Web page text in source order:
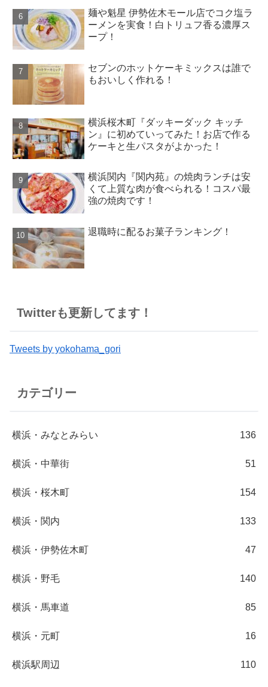
麺や魁星 伊勢佐木モール店でコク塩ラ
ーメンを実食！白トリュフ香る濃厚ス
ープ！
セブンのホットケーキミックスは誰で
もおいしく作れる！
横浜桜木町『ダッキーダック キッチ
ン』に初めていってみた！お店で作る
ケーキと生パスタがよかった！
横浜関内『関内苑』の焼肉ランチは安
くて上質な肉が食べられる！コスパ最
強の焼肉です！
退職時に配るお菓子ランキング！
Twitterも更新してます！
Tweets by yokohama_gori
カテゴリー
横浜・みなとみらい 136
横浜・中華街 51
横浜・桜木町 154
横浜・関内 133
横浜・伊勢佐木町 47
横浜・野毛 140
横浜・馬車道 85
横浜・元町 16
横浜駅周辺 110